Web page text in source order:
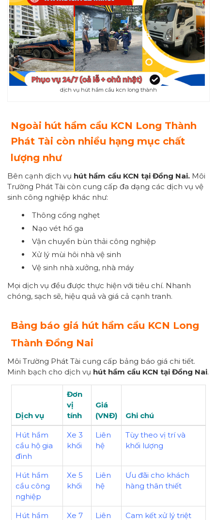
dịch vụ hút hầm cầu kcn long thành
Ngoài hút hầm cầu KCN Long Thành
Phát Tài còn nhiều hạng mục chất
lượng như
Bên cạnh dịch vụ hút hầm cầu KCN tại Đồng Nai. Môi
Trường Phát Tài còn cung cấp đa dạng các dịch vụ vệ
sinh công nghiệp khác như:
Thông cống nghẹt
Nạo vét hố ga
Vận chuyển bùn thải công nghiệp
Xử lý mùi hôi nhà vệ sinh
Vệ sinh nhà xưởng, nhà máy
Mọi dịch vụ đều được thực hiện với tiêu chí. Nhanh
chóng, sạch sẽ, hiệu quả và giá cả cạnh tranh.
Bảng báo giá hút hầm cầu KCN Long
Thành Đồng Nai
Môi Trường Phát Tài cung cấp bảng báo giá chi tiết.
Minh bạch cho dịch vụ hút hầm cầu KCN tại Đồng Nai.
Dịch vụ
Đơn
vị
tính
Giá
(VNĐ)
Ghi chú
Hút hầm
cầu hộ gia
đình
Xe 3
khối
Liên
hệ
Tùy theo vị trí và
khối lượng
Hút hầm
cầu công
nghiệp
Xe 5
khối
Liên
hệ
Ưu đãi cho khách
hàng thân thiết
Hút hầm
Xe 7
Liên
Cam kết xử lý triệt